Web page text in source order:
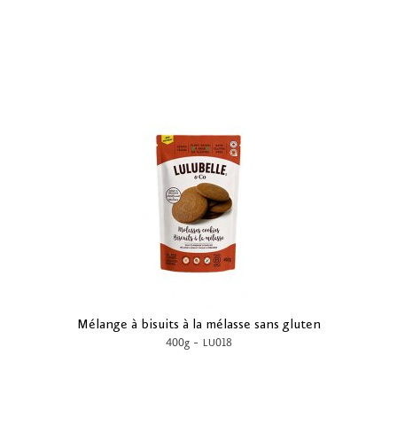
Mélange à bisuits à la mélasse sans gluten
400g- LU018